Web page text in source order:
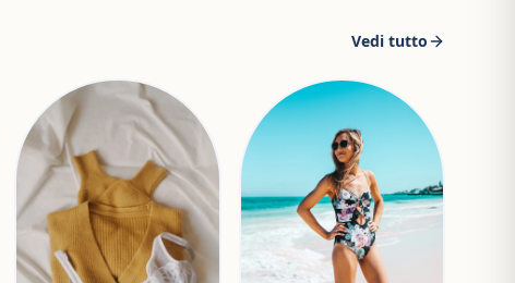
Vedi tutto